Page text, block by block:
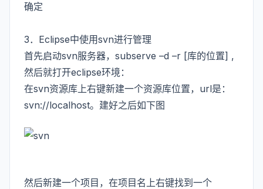
确定
3．Eclipse中使用svn进行管理
首先启动svn服务器，subserve –d –r [库的位置] ,
然后就打开eclipse环境：
在svn资源库上右键新建一个资源库位置，url是：
svn://localhost。建好之后如下图
然后新建一个项目，在项目名上右键找到一个